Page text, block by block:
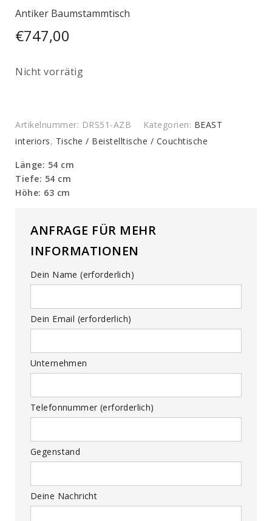
Antiker Baumstammtisch
€747,00
Nicht vorrätig
Artikelnummer: DRS51-AZB Kategorien: BEAST
interiors, Tische / Beistelltische / Couchtische
Länge: 54 cm
Tiefe: 54 cm
Höhe: 63 cm
ANFRAGE FÜR MEHR
INFORMATIONEN
Dein Name (erforderlich)
Dein Email (erforderlich)
Unternehmen
Telefonnummer (erforderlich)
Gegenstand
Deine Nachricht